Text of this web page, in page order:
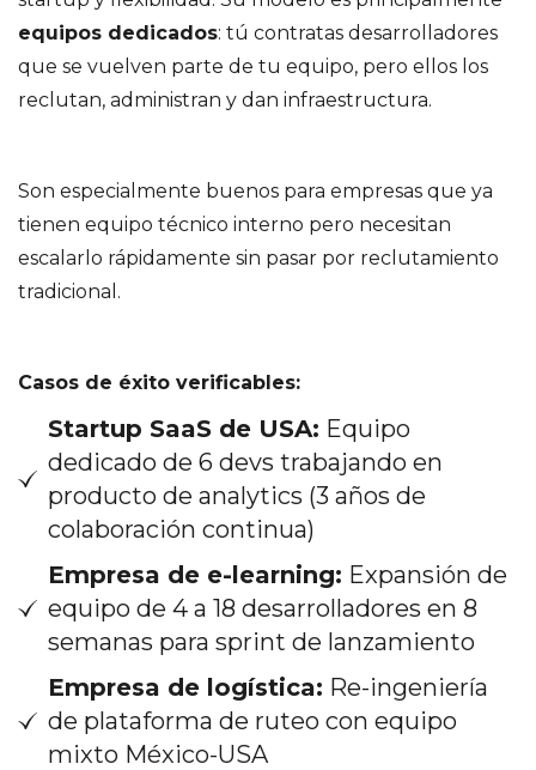
equipos dedicados: tú contratas desarrolladores
que se vuelven parte de tu equipo, pero ellos los
reclutan, administran y dan infraestructura.
Son especialmente buenos para empresas que ya
tienen equipo técnico interno pero necesitan
escalarlo rápidamente sin pasar por reclutamiento
tradicional.
Casos de éxito verificables:
Startup SaaS de USA: Equipo
dedicado de 6 devs trabajando en
producto de analytics (3 años de
colaboración continua)
Empresa de e-learning: Expansión de
equipo de 4 a 18 desarrolladores en 8
semanas para sprint de lanzamiento
Empresa de logística: Re-ingeniería
de plataforma de ruteo con equipo
mixto México-USA